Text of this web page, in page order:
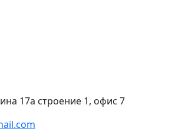
17а строение 1, офис 7